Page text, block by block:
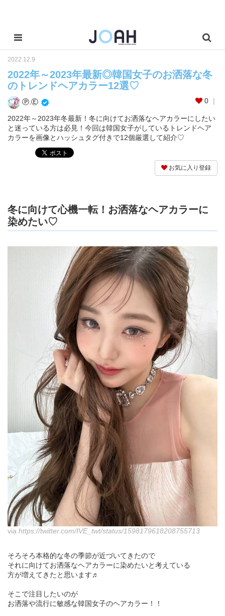
2022.12.9
2022年～2023年最新◎韓国女子のお洒落な冬
のトレンドヘアカラー12選♡
Ⓟ.Ⓔ 0
2022年～2023年冬最新！冬に向けてお洒落なヘアカラーにしたい
と迷っている方は必見！今回は韓国女子がしているトレンドヘア
カラーを画像とハッシュタグ付きで12個厳選して紹介♡
お気に入り登録
冬に向けて心機一転！お洒落なヘアカラーに
染めたい♡
via https://twitter.com/IVE_twt/status/1598179618208755713
そろそろ本格的な冬の季節が近づいてきたので
それに向けてお洒落なヘアカラーに染めたいと考えている
方が増えてきたと思います♬
そこで注目したいのが
お洒落や流行に敏感な韓国女子のヘアカラー！！